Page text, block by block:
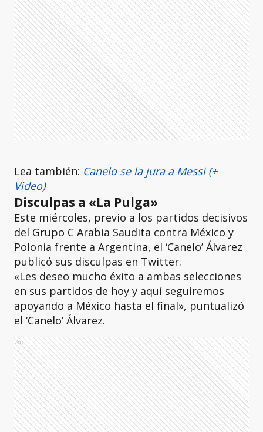
Lea también: Canelo se la jura a Messi (+
Video)
Disculpas a «La Pulga»
Este miércoles, previo a los partidos decisivos
del Grupo C Arabia Saudita contra México y
Polonia frente a Argentina, el ‘Canelo’ Álvarez
publicó sus disculpas en Twitter.
«Les deseo mucho éxito a ambas selecciones
en sus partidos de hoy y aquí seguiremos
apoyando a México hasta el final», puntualizó
el ‘Canelo’ Álvarez.
Ads